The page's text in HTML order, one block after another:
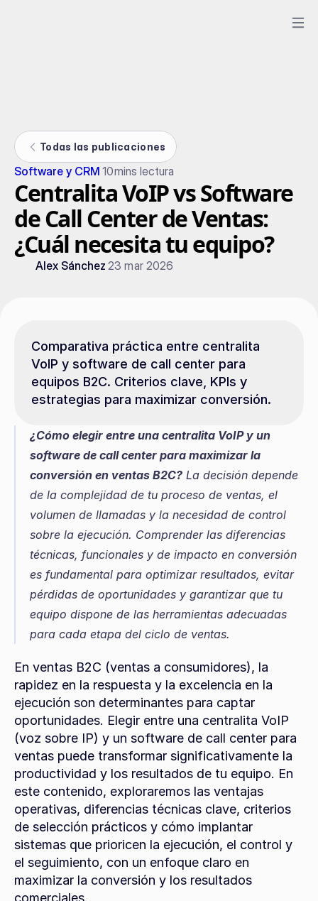
Todas las publicaciones
Software y CRM 10mins lectura
Centralita VoIP vs Software
de Call Center de Ventas:
¿Cuál necesita tu equipo?
Alex Sánchez 23 mar 2026
Comparativa práctica entre centralita
VoIP y software de call center para
equipos B2C. Criterios clave, KPIs y
estrategias para maximizar conversión.
¿Cómo elegir entre una centralita VoIP y un
software de call center para maximizar la
conversión en ventas B2C? La decisión depende
de la complejidad de tu proceso de ventas, el
volumen de llamadas y la necesidad de control
sobre la ejecución. Comprender las diferencias
técnicas, funcionales y de impacto en conversión
es fundamental para optimizar resultados, evitar
pérdidas de oportunidades y garantizar que tu
equipo dispone de las herramientas adecuadas
para cada etapa del ciclo de ventas.
En ventas B2C (ventas a consumidores), la
rapidez en la respuesta y la excelencia en la
ejecución son determinantes para captar
oportunidades. Elegir entre una centralita VoIP
(voz sobre IP) y un software de call center para
ventas puede transformar significativamente la
productividad y los resultados de tu equipo. En
este contenido, exploraremos las ventajas
operativas, diferencias técnicas clave, criterios
de selección prácticos y cómo implantar
sistemas que prioricen la ejecución, el control y
el seguimiento, con un enfoque claro en
maximizar la conversión y los resultados
comerciales.